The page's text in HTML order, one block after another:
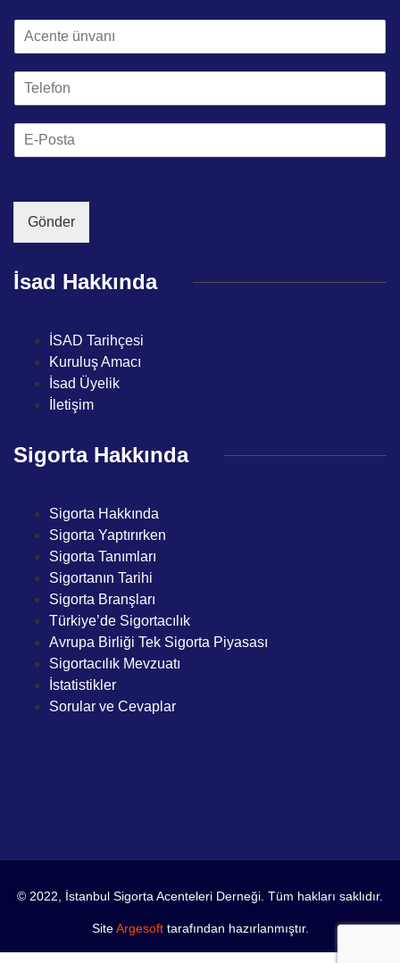
n
*
*
m
l
Gönder
İsad Hakkında
İSAD Tarihçesi
Kuruluş Amacı
İsad Üyelik
İletişim
Sigorta Hakkında
Sigorta Hakkında
Sigorta Yaptırırken
Sigorta Tanımları
Sigortanın Tarihi
Sigorta Branşları
Türkiye’de Sigortacılık
Avrupa Birliği Tek Sigorta Piyasası
Sigortacılık Mevzuatı
İstatistikler
Sorular ve Cevaplar
© 2022, İstanbul Sigorta Acenteleri Derneği. Tüm hakları saklıdır.
SiteArgesofttarafından hazırlanmıştır.